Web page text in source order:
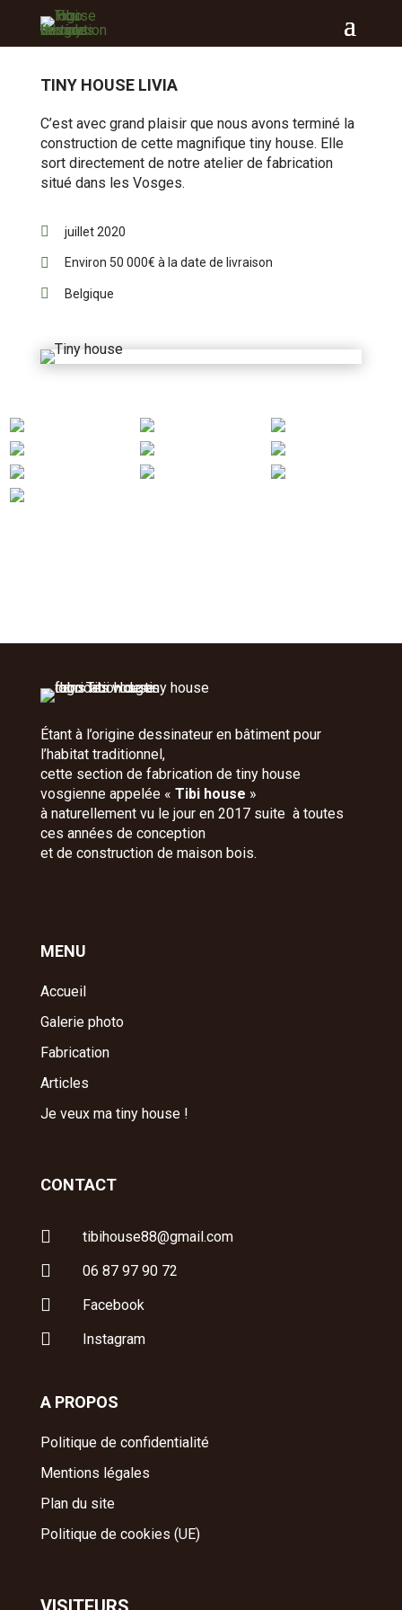
TINY HOUSE LIVIA
C’est avec grand plaisir que nous avons terminé la
construction de cette magnifique tiny house. Elle
sort directement de notre atelier de fabrication
situé dans les Vosges.
 juillet 2020
 Environ 50 000€ à la date de livraison
 Belgique
Étant à l’origine dessinateur en bâtiment pour
l’habitat traditionnel,
cette section de fabrication de tiny house
vosgienne appelée « Tibi house »
à naturellement vu le jour en 2017 suite à toutes
ces années de conception
et de construction de maison bois.
MENU
Accueil
Galerie photo
Fabrication
Articles
Je veux ma tiny house !
CONTACT
 tibihouse88@gmail.com
 06 87 97 90 72
 Facebook
 Instagram
A PROPOS
Politique de confidentialité
Mentions légales
Plan du site
Politique de cookies (UE)